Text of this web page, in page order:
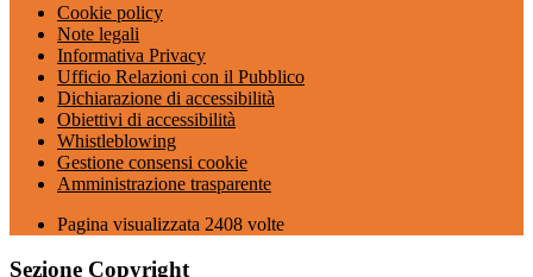
Cookie policy
Note legali
Informativa Privacy
Ufficio Relazioni con il Pubblico
Dichiarazione di accessibilità
Obiettivi di accessibilità
Whistleblowing
Gestione consensi cookie
Amministrazione trasparente
Pagina visualizzata 2408 volte
Sezione Copyright